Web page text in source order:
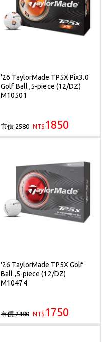
'26 TaylorMade TP5X Pix3.0
Golf Ball ,5-piece (12/DZ)
M10501
市價 2580 NT$ 1850
'26 TaylorMade TP5X Golf
Ball ,5-piece (12/DZ)
M10474
市價 2480 NT$ 1750